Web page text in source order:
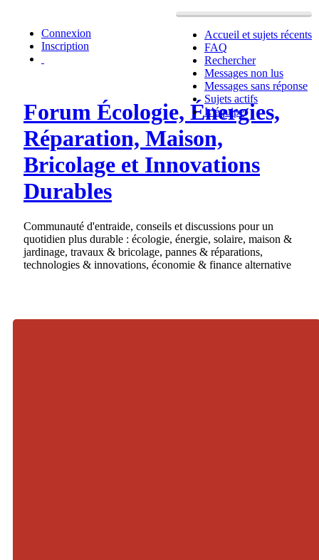
Accueil et sujets récents
FAQ
Rechercher
Messages non lus
Messages sans réponse
Sujets actifs
L’équipe
Connexion
Inscription
Forum Écologie, Énergies,
Réparation, Maison,
Bricolage et Innovations
Durables
Communauté d'entraide, conseils et discussions pour un
quotidien plus durable : écologie, énergie, solaire, maison &
jardinage, travaux & bricolage, pannes & réparations,
technologies & innovations, économie & finance alternative